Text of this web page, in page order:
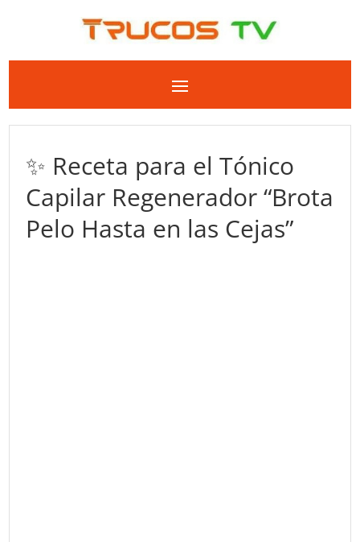
✨ Receta para el Tónico
Capilar Regenerador “Brota
Pelo Hasta en las Cejas”